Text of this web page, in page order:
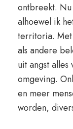
ontbreekt.
alhoewel ik
territoria. Met
als andere
uit angst
omgeving.
en meer
worden,